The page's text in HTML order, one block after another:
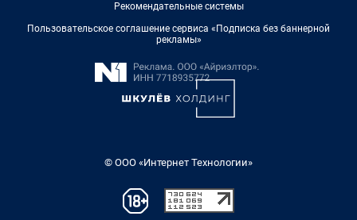
Рекомендательные системы
Пользовательское соглашение сервиса «Подписка без баннерной
рекламы»
© ООО «Интернет Технологии»